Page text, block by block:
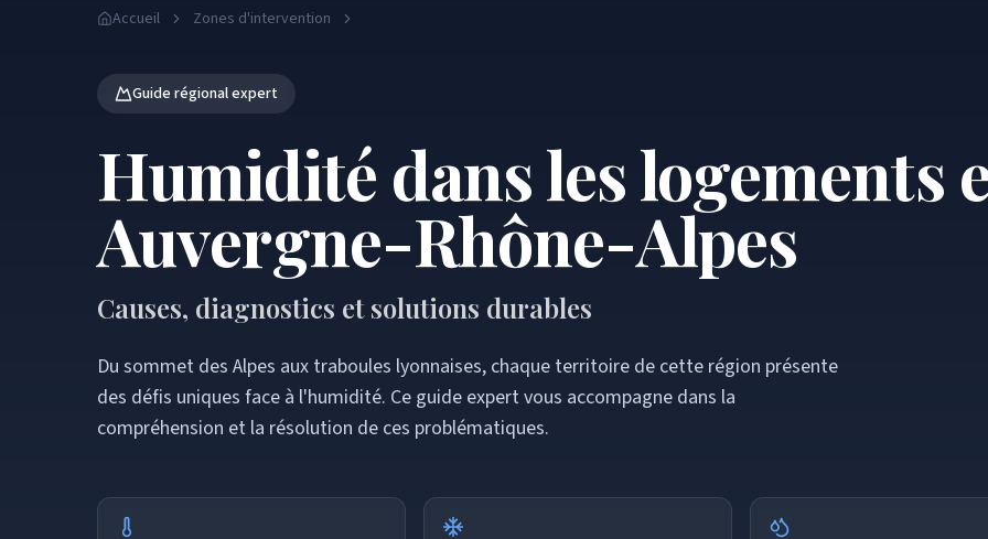
Accueil Zones d'intervention
Guide régional expert
Humidité dans les logements
Auvergne-Rhône-Alpes
Causes, diagnostics et solutions durables
Du sommet des Alpes aux traboules lyonnaises, chaque territoire de cette région présente
des défis uniques face à l'humidité. Ce guide expert vous accompagne dans la
compréhension et la résolution de ces problématiques.